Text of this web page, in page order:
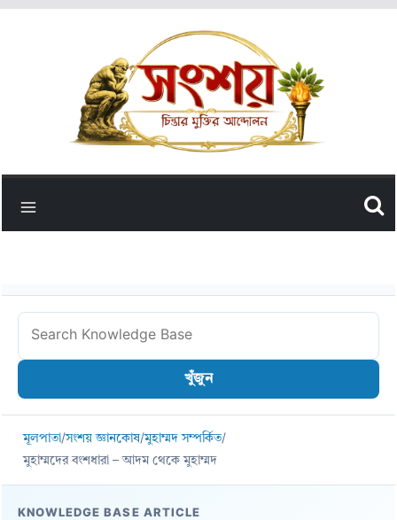
Search
Knowledge
খুঁজুন
মূলপাতা/সংশয় জ্ঞানকোষ/মুহাম্মদ সম্পর্কিত/
মুহাম্মদের বংশধারা – আদম থেকে মুহাম্মদ
KNOWLEDGE BASE ARTICLE